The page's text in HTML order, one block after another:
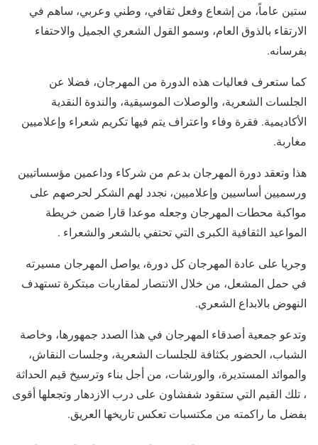
ستين عاماً، من إشعاع وفعل ثقافي، وطني وعربي، ساهم في
الارتقاء بالذوق العام، وسمو القول الشعري الجميل والاحتفاء
بفرسانه.
كما ستعرف فعاليات هذه الدورة من المهرجان، فضلا عن
الجلسات الشعرية، والوصلات الموسيقية، والندوة النقدية
الأكاديمية. فقرة وفاء واعتراف يتم فيها تكريم شعراء وإعلاميين
مغاربة.
هذا وتعقد دورة المهرجان بدعم من شركاء وداعمين مؤسساتيين
ورسميين أساسيين وإعلاميين، نجدد لهم الشكر لحرصهم على
مواكبة محطات المهرجان وجعله موعدا قارا ضمن خريطة
المواعيد الثقافية الكبرى التي تحتفي بالشعر والشعراء .
وجريا على عادة المهرجان كل دورة، يواصل المهرجان مسيرته
في حمل المشعل، من خلال الانتصار لمقاربات مبتكرة تستهدف
النهوض بالابداع الشعري.
وتدعو جمعية أصدقاء المهرجان في هذا الصدد جمهورها، وخاصة
الشباب، الحضور بكثافة للجلسات الشعرية، وجلسات النقاش،
والموائد المستديرة، والورشات، من أجل بناء وترسيخ قيم الحداثة
، تلك القيم التي ستقود شفشاون على درب الازدهار وتجعلها أقوى
بفضل ما راكمته من مكتسبات تعكس تاريخها العريق.